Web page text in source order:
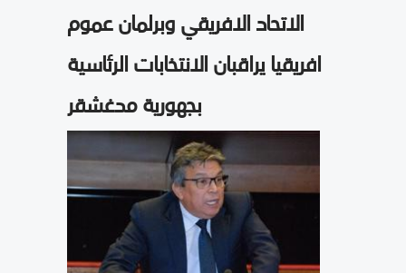
الاتحاد الافريقي وبرلمان عموم
افريقيا يراقبان الانتخابات الرئاسية
بجهورية مدغشقر